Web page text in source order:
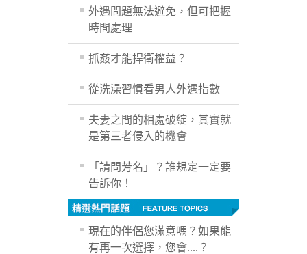
外遇問題無法避免，但可把握
時間處理
抓姦才能捍衛權益？
從洗澡習慣看男人外遇指數
夫妻之間的相處破綻，其實就
是第三者侵入的機會
「請問芳名」？誰規定一定要
告訴你！
現在的伴侶您滿意嗎？如果能
有再一次選擇，您會....？